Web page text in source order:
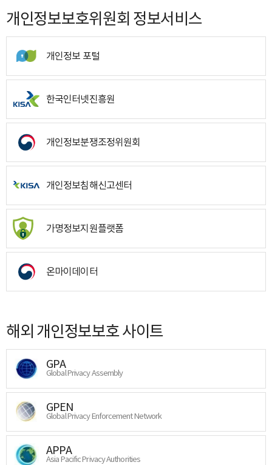
개인정보보호위원회 정보서비스
개인정보 포털
한국인터넷진흥원
개인정보분쟁조정위원회
개인정보침해신고센터
가명정보지원플랫폼
온마이데이터
해외 개인정보보호 사이트
GPA
Global Privacy Assembly
GPEN
Global Privacy Enforcement Network
APPA
Asia Pacific Privacy Authorities